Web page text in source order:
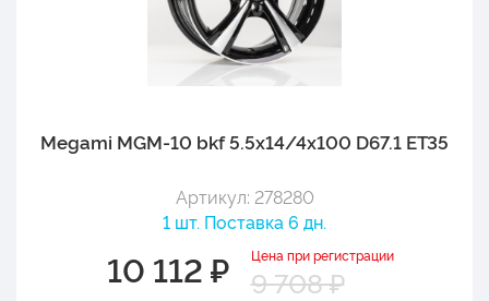
Megami MGM-10 bkf 5.5x14/4x100 D67.1 ET35
Артикул: 278280
1 шт. Поставка 6 дн.
10 112 ₽ Цена при регистрации
9 708 ₽